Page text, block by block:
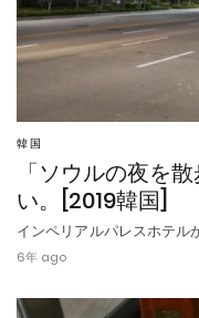
韓国
「ソウルの夜を
い。[2019韓国]
インペリアルパレスホテル
6年 ago